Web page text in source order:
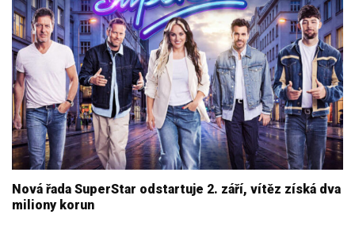
Nová řada SuperStar odstartuje 2. září, vítěz získá dva
miliony korun